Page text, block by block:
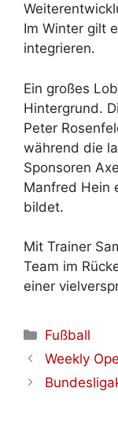
Im Winter gilt
integrieren.
Ein großes
Hintergrund.
Peter
während die
Sponsoren
Manfred Hein
bildet.
Mit Trainer
Team im
einer
Kategorien
Fußball
Weekly